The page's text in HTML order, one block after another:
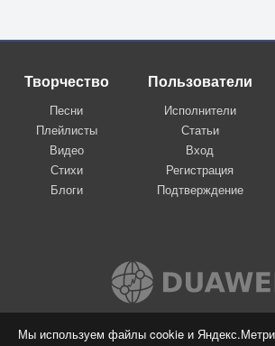
Мы используем файлы cookie и
Творчество
Песни
Плейлисты
Видео
Стихи
Блоги
Пользователи
Исполнители
Статьи
Вход
Регистрация
Подтверждение
Вконтакте